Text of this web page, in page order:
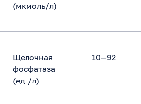
(мкмоль/л)
Щелочная
фосфатаза
(ед./л)
10—92